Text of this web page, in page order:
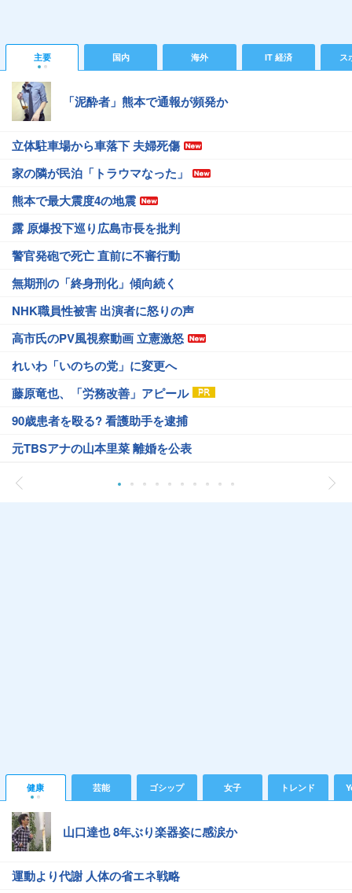
主要 国内 海外 IT 経済 ス
「泥酔者」熊本で通報が頻発か
立体駐車場から車落下 夫婦死傷
家の隣が民泊「トラウマなった」
熊本で最大震度4の地震
露 原爆投下巡り広島市長を批判
警官発砲で死亡 直前に不審行動
無期刑の「終身刑化」傾向続く
NHK職員性被害 出演者に怒りの声
高市氏のPV風視察動画 立憲激怒
れいわ「いのちの党」に変更へ
藤原竜也、「労務改善」アピール
90歳患者を殴る? 看護助手を逮捕
元TBSアナの山本里菜 離婚を公表
健康 芸能 ゴシップ 女子 トレンド
山口達也 8年ぶり楽器姿に感涙か
運動より代謝 人体の省エネ戦略